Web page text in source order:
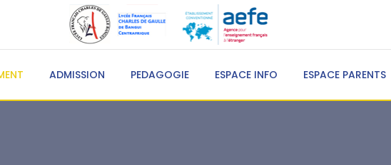
ADMISSION PEDAGOGIE ESPACE INFO ESPACE PARENTS